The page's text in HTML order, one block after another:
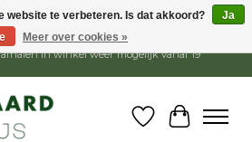
webshop blijft open. Bestellingen
in winkel weer mogelijk vanaf 19
Verlanglijst
website te verbeteren. Is dat akkoord?
Ja
Meer over cookies »